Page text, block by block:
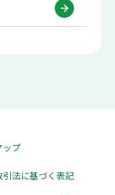
ップ
法に基づく表記